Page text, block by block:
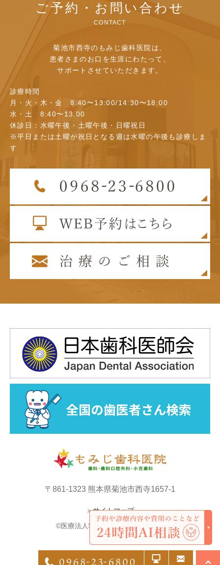
ご予約・お問い合わせ
CONTACT
菊池市西寺のもみじ歯科医院は、
患者さまのお口を生涯にわたって、
サポートさせていただきます。
診療時間
月・火・木・金 8:40〜13:00/14:30〜18:00
水・土 8:40〜13:00
休診日：水曜午後・土曜午後・日曜祝日
※平日または土曜が祝日となる週は水曜の午後も診療しま
す
〒861-1323 熊本県菊池市西寺1657-1
＞サイトマップ
©医療法人壮仁会 もみじ歯科医院